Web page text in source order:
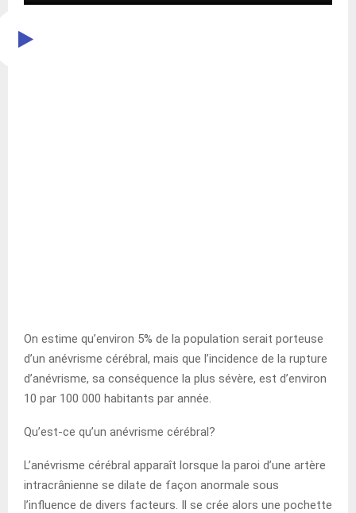
On estime qu’environ 5% de la population serait porteuse
d’un anévrisme cérébral, mais que l’incidence de la rupture
d’anévrisme, sa conséquence la plus sévère, est d’environ
10 par 100 000 habitants par année.
Qu’est-ce qu’un anévrisme cérébral?
L’anévrisme cérébral apparaît lorsque la paroi d’une artère
intracrânienne se dilate de façon anormale sous
l’influence de divers facteurs. Il se crée alors une pochette